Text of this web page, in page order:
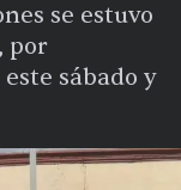
se estuvo
por
sábado y